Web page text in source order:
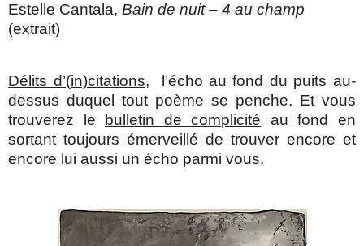
Estelle Cantala,Bain de nuit – 4 au champ
(extrait)
Délits d’(in)citations, l’écho au fond du puits au-
dessus duquel tout poème se penche. Et vous
trouverez le bulletin de complicité au fond en
sortant toujours émerveillé de trouver encore et
encore lui aussi un écho parmi vous.